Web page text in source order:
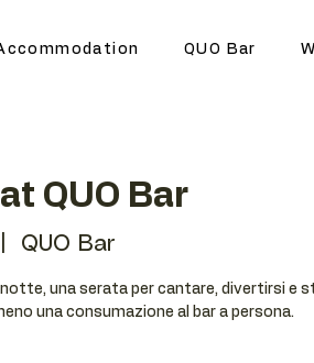
QUO Bar
QUO Bar
QUO Bar
una serata per cantare, divertirsi e
una consumazione al bar a persona.